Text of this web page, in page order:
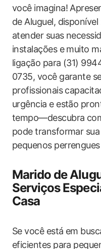
você imagina!
de Aluguel,
atender suas
instalações e muito
ligação para (31)
0735, você garante
profissionais
urgência e estão
tempo—descubra
pode transformar
pequenos
Marido de
Serviços
Casa
Se você está em
eficientes para